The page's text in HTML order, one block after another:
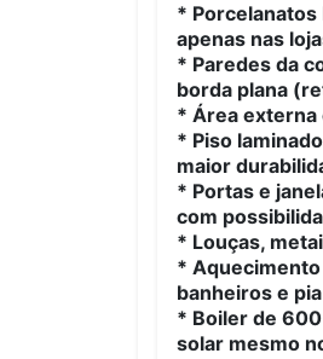
* Porcelanatos
apenas nas
* Paredes da
borda plana
* Área
* Piso
maior
* Portas e
com
* Louças,
*
banheiros e
* Boiler de
solar mesmo